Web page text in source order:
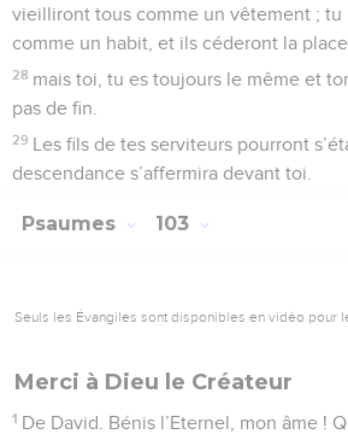
vieilliront tous comme un vêtement ; tu
comme un habit, et ils céderont la place,
28 mais toi, tu es toujours le même et
pas de fin.
29 Les fils de tes serviteurs pourront
descendance s’affermira devant toi.
Psaumes 103
Seuls les Évangiles sont disponibles en vidéo pour
Merci à Dieu le Créateur
1 De David. Bénis l’Eternel, mon âme !